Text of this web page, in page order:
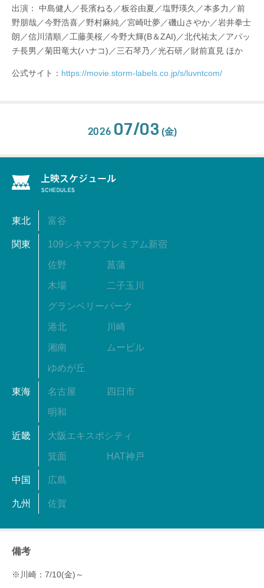
出演： 中島健人／長濱ねる／板谷由夏／塩野瑛久／本多力／前
野朋哉／今野浩喜／野村麻純／宮崎吐夢／磯山さやか／岩井拳士
朗／信川清順／工藤美桜／今野大輝(B＆ZAI)／北代祐太／アパッ
チ長男／菊田竜大(ハナコ)／三石琴乃／光石研／財前直見 ほか
公式サイト： https://movie.storm-labels.co.jp/s/luvntcom/
2026 07/03 (金)
東北 富谷
関東 109シネマズプレミアム新宿
佐野 菖蒲
木場 二子玉川
グランベリーパーク
港北 川崎
湘南 ムービル
ゆめが丘
東海 名古屋 四日市
明和
近畿 大阪エキスポシティ
箕面 HAT神戸
中国 広島
九州 佐賀
備考
※川崎：7/10(金)～